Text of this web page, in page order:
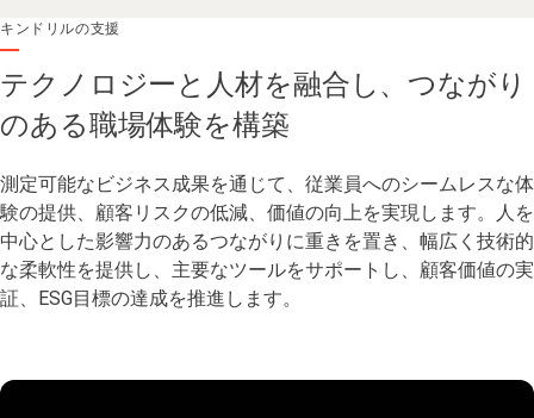
キンドリルの支援
テクノロジーと人材を融合し、つながり
のある職場体験を構築
測定可能なビジネス成果を通じて、従業員へのシームレスな体
験の提供、顧客リスクの低減、価値の向上を実現します。人を
中心とした影響力のあるつながりに重きを置き、幅広く技術的
な柔軟性を提供し、主要なツールをサポートし、顧客価値の実
証、ESG目標の達成を推進します。